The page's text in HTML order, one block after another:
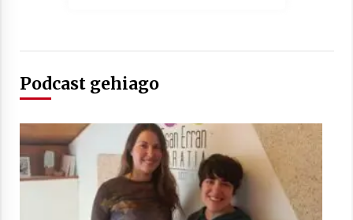
Telebistaren eskutik
2021/06/30
Podcast gehiago